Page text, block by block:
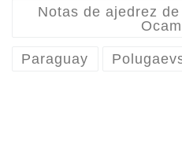
Notas de ajedrez
Paraguay